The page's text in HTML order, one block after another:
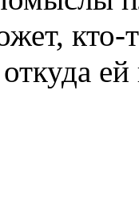
кто-